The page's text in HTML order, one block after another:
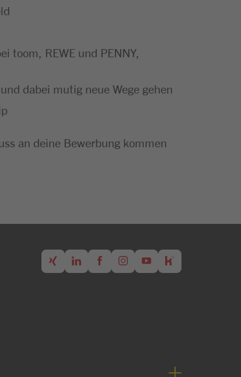
toom, REWE und PENNY,
dabei mutig neue Wege gehen
an deine Bewerbung kommen